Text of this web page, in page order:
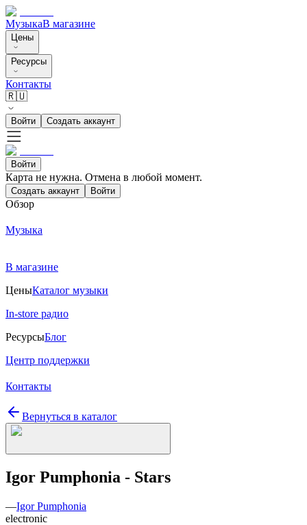
МузыкаВ магазине
Цены
Ресурсы
Контакты
🇷🇺
Войти Создать аккаунт
Войти
Карта не нужна. Отмена в любой момент.
Создать аккаунт Войти
Обзор
Музыка
В магазине
ЦеныКаталог музыки
In-store радио
РесурсыБлог
Центр поддержки
Контакты
Вернуться в каталог
Igor Pumphonia - Stars
—Igor Pumphonia
electronic